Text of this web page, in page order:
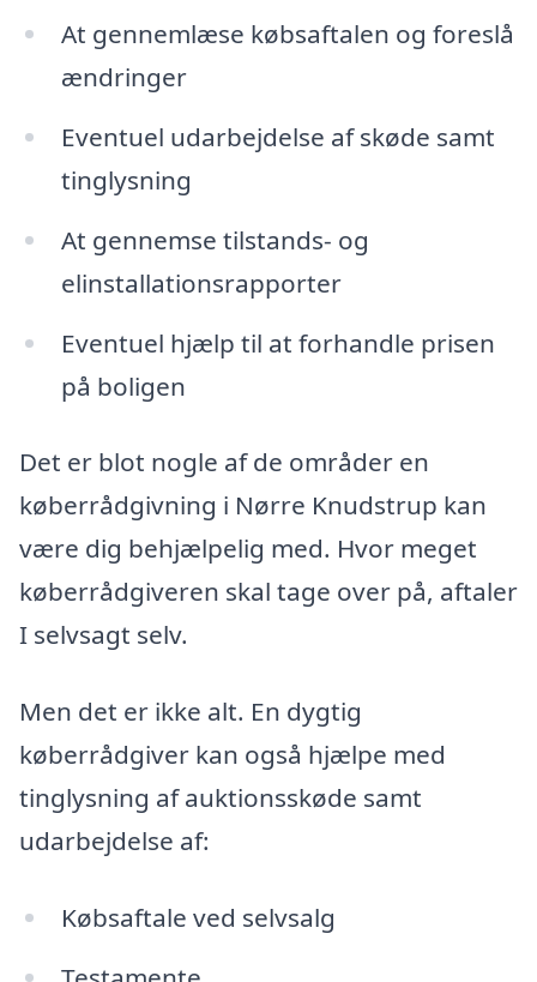
At gennemlæse købsaftalen og foreslå
ændringer
Eventuel udarbejdelse af skøde samt
tinglysning
At gennemse tilstands- og
elinstallationsrapporter
Eventuel hjælp til at forhandle prisen
på boligen
Det er blot nogle af de områder en
køberrådgivning i Nørre Knudstrup kan
være dig behjælpelig med. Hvor meget
køberrådgiveren skal tage over på, aftaler
I selvsagt selv.
Men det er ikke alt. En dygtig
køberrådgiver kan også hjælpe med
tinglysning af auktionsskøde samt
udarbejdelse af:
Købsaftale ved selvsalg